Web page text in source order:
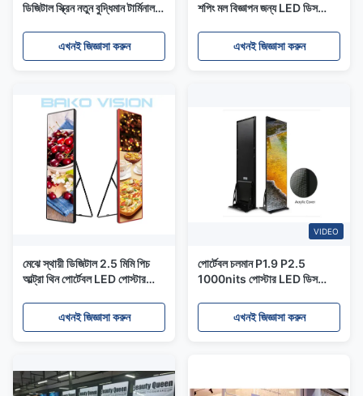
ডিজিটাল স্ক্রিন নতুন বুদ্ধিমান টার্মিনাল
এখনই জিজ্ঞাসা করুন
শপিং মল বিজ্ঞাপন জন্য LED ডিসপ্লে
এখনই জিজ্ঞাসা করুন
মেঝে স্থায়ী ডিজিটাল 2.5 মিমি পিচ
আল্ট্রা থিন পোর্টেবল LED পোস্টার
এখনই জিজ্ঞাসা করুন
VIDEO
পোর্টেবল চলমান P1.9 P2.5
1000nits পোস্টার LED ডিসপ্লে
এখনই জিজ্ঞাসা করুন